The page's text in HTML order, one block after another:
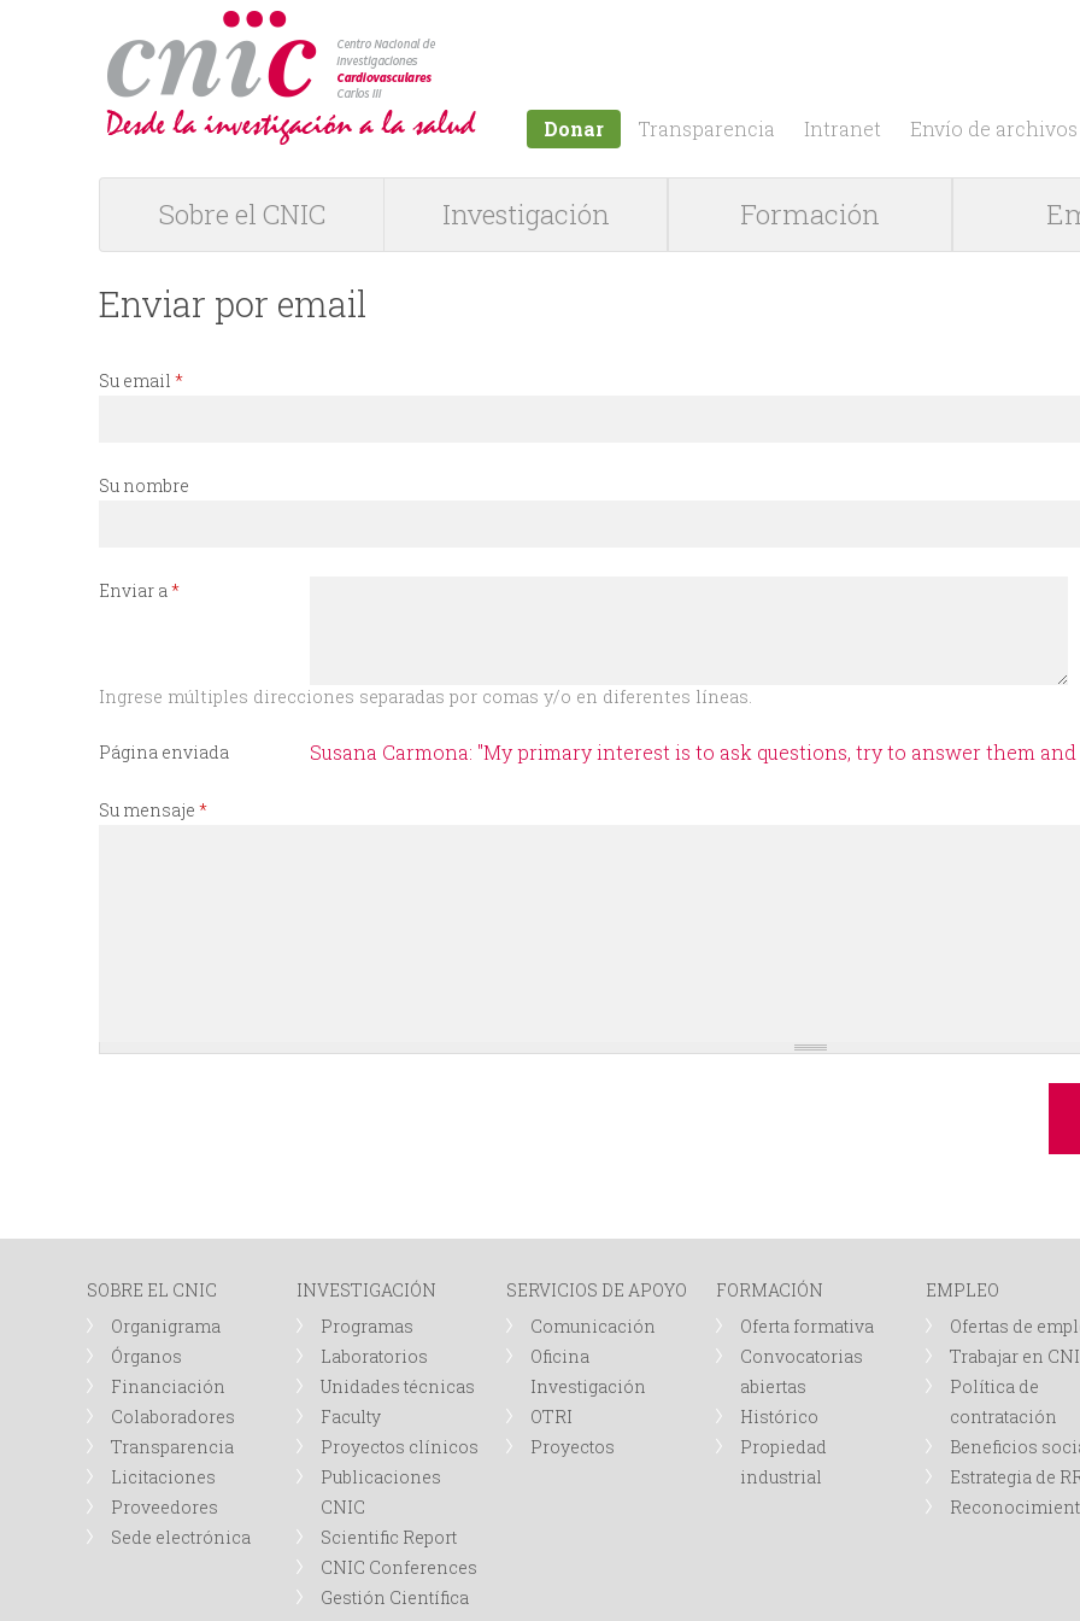
Donar Transparencia Intranet Envío de archivos
e
I
C
I
P
Sobre el CNIC Investigación Formación
Enviar por email
Su email *
Su nombre
Enviar a*
Ingrese múltiples direcciones separadas por comas y/o en diferentes líneas.
Página enviada Susana Carmona: "My primary interest is to ask questions, try to answer them
Su mensaje *
SOBRE EL CNIC
Organigrama
Órganos
Financiación
Colaboradores
Transparencia
Licitaciones
Proveedores
Sede electrónica
INVESTIGACIÓN
Programas
Laboratorios
Unidades técnicas
Faculty
Proyectos clínicos
Publicaciones
CNIC
Scientific Report
CNIC Conferences
Gestión Científica
SERVICIOS DE APOYO
Comunicación
Oficina
Investigación
OTRI
Proyectos
FORMACIÓN
Oferta formativa
Convocatorias
abiertas
Histórico
Propiedad
industrial
EMPLEO
Ofertas de
Trabajar en
Política de
contratación
Beneficios
Estrategia de